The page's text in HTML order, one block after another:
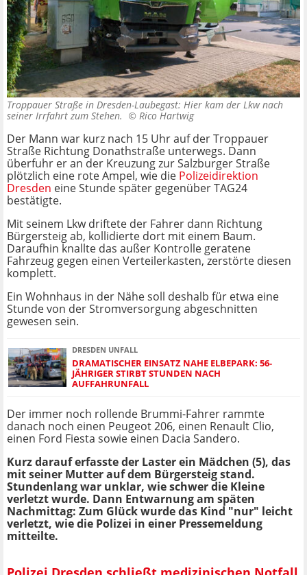
Troppauer Straße in Dresden-Laubegast: Hier kam der Lkw nach
seiner Irrfahrt zum Stehen. © Rico Hartwig
Der Mann war kurz nach 15 Uhr auf der Troppauer
Straße Richtung Donathstraße unterwegs. Dann
überfuhr er an der Kreuzung zur Salzburger Straße
plötzlich eine rote Ampel, wie die Polizeidirektion
Dresden eine Stunde später gegenüber TAG24
bestätigte.
Mit seinem Lkw driftete der Fahrer dann Richtung
Bürgersteig ab, kollidierte dort mit einem Baum.
Daraufhin knallte das außer Kontrolle geratene
Fahrzeug gegen einen Verteilerkasten, zerstörte diesen
komplett.
Ein Wohnhaus in der Nähe soll deshalb für etwa eine
Stunde von der Stromversorgung abgeschnitten
gewesen sein.
DRESDEN UNFALL
DRAMATISCHER EINSATZ NAHE ELBEPARK: 56-
JÄHRIGER STIRBT STUNDEN NACH
AUFFAHRUNFALL
Der immer noch rollende Brummi-Fahrer rammte
danach noch einen Peugeot 206, einen Renault Clio,
einen Ford Fiesta sowie einen Dacia Sandero.
Kurz darauf erfasste der Laster ein Mädchen (5), das
mit seiner Mutter auf dem Bürgersteig stand.
Stundenlang war unklar, wie schwer die Kleine
verletzt wurde. Dann Entwarnung am späten
Nachmittag: Zum Glück wurde das Kind "nur" leicht
verletzt, wie die Polizei in einer Pressemeldung
mitteilte.